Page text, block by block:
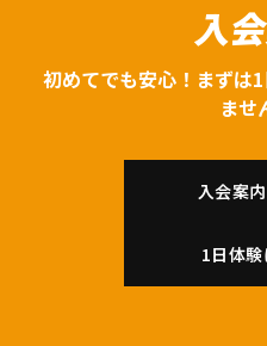
入
初めてでも安心！まずは
ませ
入会案
1日体